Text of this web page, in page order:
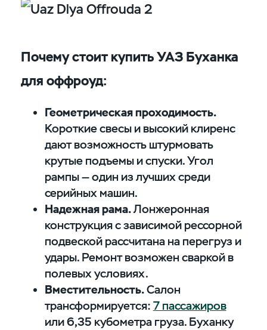
Почему стоит купить УАЗ Буханка
для оффроуд:
Геометрическая проходимость.
Короткие свесы и высокий клиренс
дают возможность штурмовать
крутые подъемы и спуски. Угол
рампы — один из лучших среди
серийных машин.
Надежная рама.Лонжеронная
конструкция с зависимой рессорной
подвеской рассчитана на перегруз и
удары. Ремонт возможен сваркой в
полевых условиях.
Вместительность.Салон
трансформируется: 7 пассажиров
или 6,35 кубометра груза. Буханку